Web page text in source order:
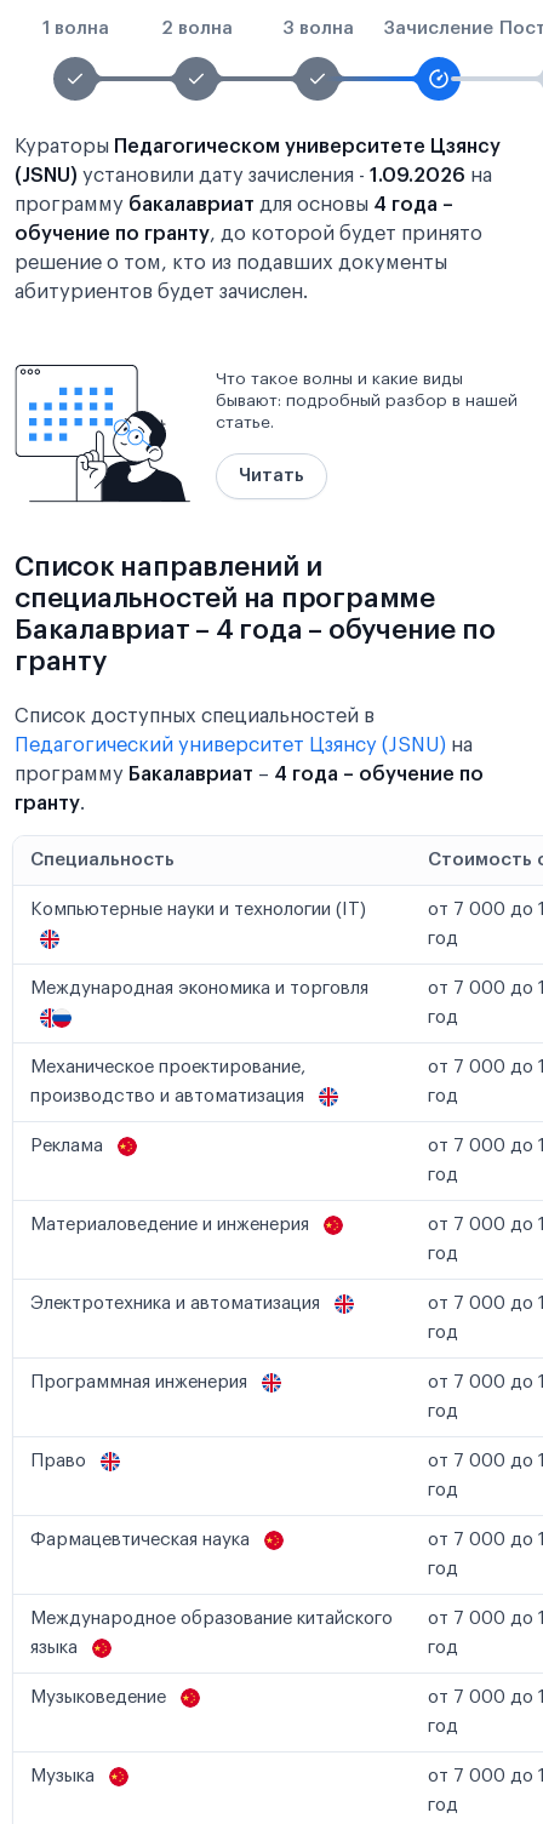
1 волна 2 волна 3 волна Зачисление
Кураторы Педагогическом университете Цзянсу
(JSNU) установили дату зачисления - 1.09.2026 на
программу бакалавриат для основы 4 года –
обучение по гранту, до которой будет принято
решение о том, кто из подавших документы
абитуриентов будет зачислен.
Что такое волны и какие виды
бывают: подробный разбор в нашей
статье.
Читать
Список направлений и
специальностей на программе
Бакалавриат – 4 года – обучение по
гранту
Список доступных специальностей в
Педагогический университет Цзянсу (JSNU) на
программу Бакалавриат – 4 года – обучение по
гранту.
Специальность Стоимость
Компьютерные науки и технологии (IT)
от 7 000 до
год
Международная экономика и торговля
от 7 000 до
год
Механическое проектирование,
производство и автоматизация
от 7 000 до
год
Реклама
от 7 000 до
год
Материаловедение и инженерия
от 7 000 до
год
Электротехника и автоматизация
от 7 000 до
год
Программная инженерия
от 7 000 до
год
Право
от 7 000 до
год
Фармацевтическая наука
от 7 000 до
год
Международное образование китайского
языка
от 7 000 до
год
Музыковедение
от 7 000 до
год
Музыка
от 7 000 до
год